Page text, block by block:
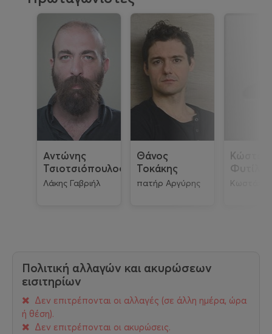
Αντώνης
Τσιοτσιόπουλος
Λάκης Γαβριήλ
Θάνος
Τοκάκης
πατήρ Αργύρης
Κώστας
Φυτίλης
Κωστάκης
Πολιτική αλλαγών και ακυρώσεων
εισιτηρίων
Δεν επιτρέπονται οι αλλαγές (σε άλλη ημέρα, ώρα
ή θέση).
Δεν επιτρέπονται οι ακυρώσεις.